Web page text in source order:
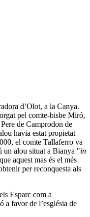
d’Olot, a la Canya.
pel comte-bisbe Miró,
de Camprodon de
havia estat propietat
el comte Tallaferro va
un alou situat a Bianya "in
aquest mas és el més
per reconquesta als
Esparc com a
a favor de l’església de